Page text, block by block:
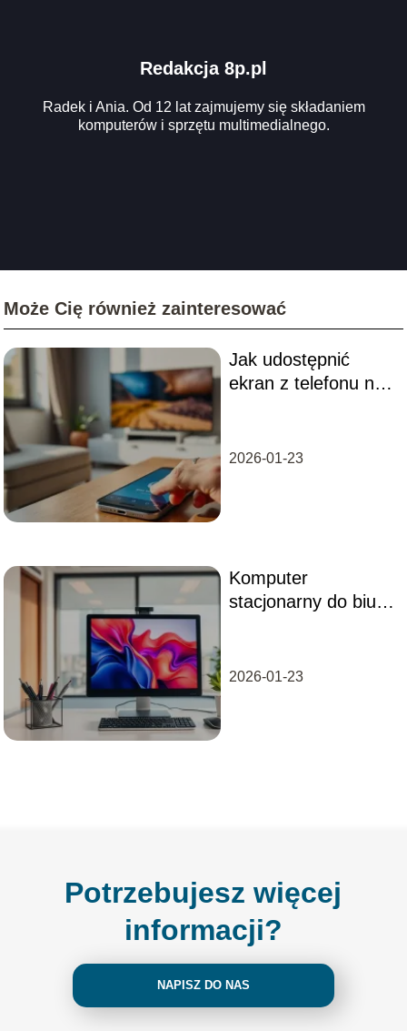
Redakcja 8p.pl
Radek i Ania. Od 12 lat zajmujemy się składaniem
komputerów i sprzętu multimedialnego.
Może Cię również zainteresować
Jak udostępnić
ekran z telefonu na
przewodnik
2026-01-23
Komputer
stacjonarny do biura
2026-01-23
Potrzebujesz więcej
informacji?
NAPISZ DO NAS